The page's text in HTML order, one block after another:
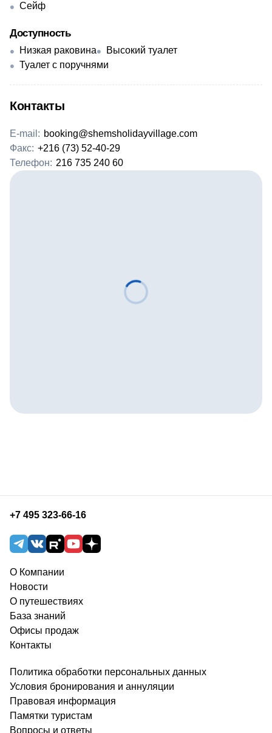
Сейф
Доступность
Низкая раковина
Высокий туалет
Туалет с поручнями
Контакты
E-mail: booking@shemsholidayvillage.com
Факс: +216 (73) 52-40-29
Телефон: 216 735 240 60
+7 495 323-66-16
О Компании
Новости
О путешествиях
База знаний
Офисы продаж
Контакты
Политика обработки персональных данных
Условия бронирования и аннуляции
Правовая информация
Памятки туристам
Вопросы и ответы